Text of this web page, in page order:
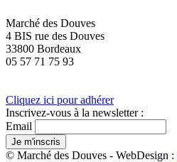
Marché des Douves
4 BIS rue des Douves
33800 Bordeaux
05 57 71 75 93
Cliquez ici pour adhérer
Inscrivez-vous à la newsletter :
Email
© Marché des Douves - WebDesign :